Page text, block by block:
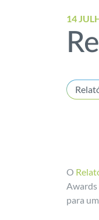
14
O
Awards
para